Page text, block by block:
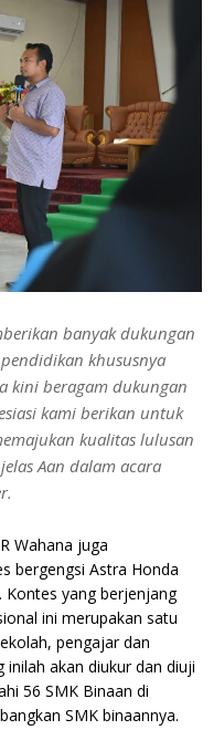
banyak dukungan
khususnya
kini beragam dukungan
kami berikan untuk
kualitas lulusan
Aan dalam acara
Wahana juga
bergengsi Astra Honda
yang berjenjang
ini merupakan satu
pengajar dan
akan diukur dan diuji
56 SMK Binaan di
SMK binaannya.